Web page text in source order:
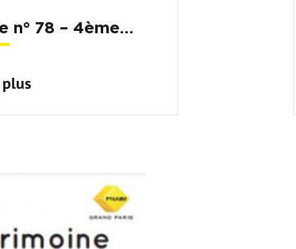
n° 78 – 4ème